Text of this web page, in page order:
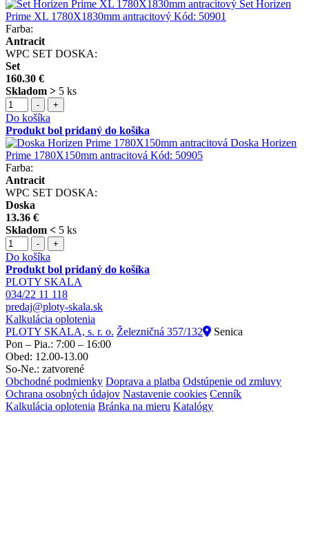
Set Horizen
Prime XL 1780X1830mm antracitový Kód: 50901
Farba:
Antracit
WPC SET DOSKA:
Set
160.30 €
Skladom > 5 ks
- +
Do košíka
Produkt bol pridaný do košíka
Doska Horizen
Prime 1780X150mm antracitová Kód: 50905
Farba:
Antracit
WPC SET DOSKA:
Doska
13.36 €
Skladom < 5 ks
- +
Do košíka
Produkt bol pridaný do košíka
PLOTY SKALA
034/22 11 118
predaj@ploty-skala.sk
Kalkulácia oplotenia
PLOTY SKALA, s. r. o. Železničná 357/132
Senica
Pon – Pia.: 7:00 – 16:00
Obed: 12.00-13.00
So-Ne.: zatvorené
Obchodné podmienky Doprava a platba Odstúpenie od zmluvy
Ochrana osobných údajov Nastavenie cookies Cenník
Kalkulácia oplotenia Bránka na mieru Katalógy